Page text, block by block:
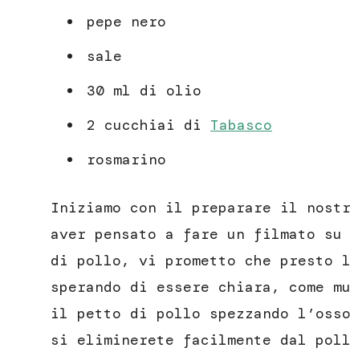
pepe nero
sale
30 ml di olio
2 cucchiai di Tabasco
rosmarino
Iniziamo con il preparare il
aver pensato a fare un filmato su
di pollo, vi prometto che presto
sperando di essere chiara, come
il petto di pollo spezzando
si eliminerete facilmente dal